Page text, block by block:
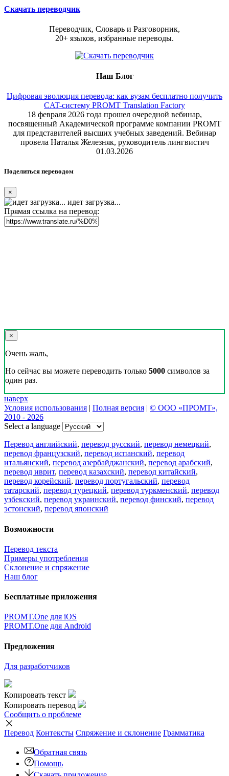
Скачать переводчик
Переводчик, Словарь и Разговорник,
20+ языков, избранные переводы.
Наш Блог
Цифровая эволюция перевода: как вузам бесплатно получить
CAT-систему PROMT Translation Factory
18 февраля 2026 года прошел очередной вебинар,
посвященный Академической программе компании PROMT
для представителей высших учебных заведений. Вебинар
провела Наталья Железняк, руководитель лингвистич
01.03.2026
Поделиться переводом
×
идет загрузка...
Прямая ссылка на перевод:
×
Очень жаль,
Но сейчас вы можете переводить только 5000 символов за
один раз.
наверх
Условия использования | Полная версия | © ООО «ПРОМТ»,
2010 - 2026
Select a language
Перевод английский, перевод русский, перевод немецкий,
перевод французский, перевод испанский, перевод
итальянский, перевод азербайджанский, перевод арабский,
перевод иврит, перевод казахский, перевод китайский,
перевод корейский, перевод португальский, перевод
татарский, перевод турецкий, перевод туркменский, перевод
узбекский, перевод украинский, перевод финский, перевод
эстонский, перевод японский
Возможности
Перевод текста
Примеры употребления
Склонение и спряжение
Наш блог
Бесплатные приложения
PROMT.One для iOS
PROMT.One для Android
Предложения
Для разработчиков
Копировать текст
Копировать перевод
Сообщить о проблеме
Перевод Контексты Спряжение и склонение Грамматика
Обратная связь
Помощь